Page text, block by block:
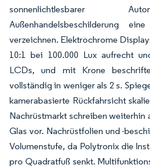
sonnenlichtlesbarer
Außenhandelsbeschilderung
verzeichnen. Elektrochrome
10:1 bei 100.000 Lux aufrecht
LCDs, und mit Krone
vollständig in weniger als 2 s.
kamerabasierte Rückfahrsicht
Nachrüstmarkt schreiben weiterhin
Glas vor. Nachrüstfolien und -
Volumenstufe, da Polytronix die
pro Quadratfuß senkt.